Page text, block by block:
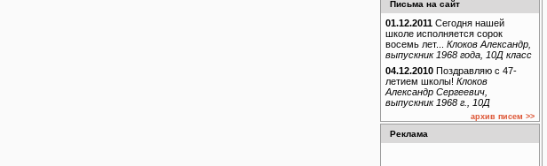
Письма на сайт
01.12.2011 Сегодня нашей
школе исполняется сорок
восемь лет... Клоков Александр,
выпускник 1968 года, 10Д класс
04.12.2010 Поздравляю с 47-
летием школы! Клоков
Александр Сергеевич,
выпускник 1968 г., 10Д
архив писем >>
Реклама